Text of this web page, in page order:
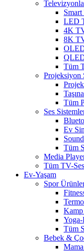
LED
4K
8K
Tüm
Projeksiyon
Tüm
Ses
Ev
Tüm
Media
Tüm TV-
Ev-Yaşam
Spor
Tüm
Bebek &
Mama